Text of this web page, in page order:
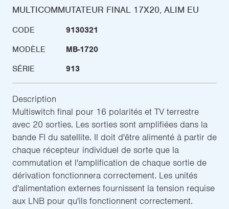
MULTICOMMUTATEUR FINAL 17X20, ALIM EU
CODE
9130321
MODÈLE
MB-1720
SÉRIE
913
Description
Multiswitch final pour 16 polarités et TV terrestre
avec 20 sorties. Les sorties sont amplifiées dans la
bande FI du satellite. Il doit d'être alimenté à partir de
chaque récepteur individuel de sorte que la
commutation et l'amplification de chaque sortie de
dérivation fonctionnera correctement. Les unités
d'alimentation externes fournissent la tension requise
aux LNB pour qu'ils fonctionnent correctement.